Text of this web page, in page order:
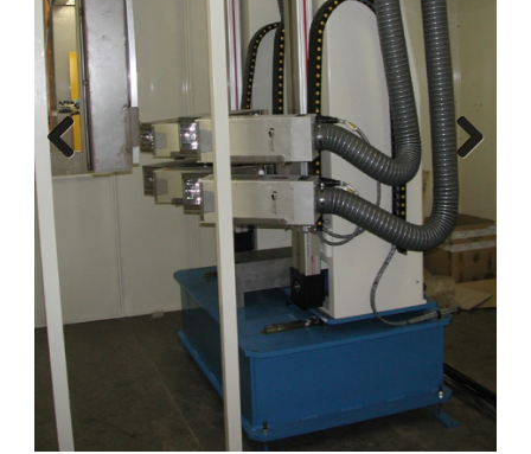
Previous Next